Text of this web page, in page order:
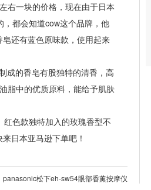
右一块的价格，现在由于日本
都会知道cow这个品牌，他
还有蓝色原味款，使用起来
成的香皂有股独特的清香，高
脂中的优质原料，能给予肌肤
色款独特加入的玫瑰香型不
日本亚马逊下单吧！
panasonic松下eh-sw54眼部香薰按摩仪